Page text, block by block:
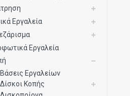
Σύσφιξης
Τριβής
Εργαλεία
Εργαλεία
Βάσεις Εργαλείων
Δίσκοι Κοπής